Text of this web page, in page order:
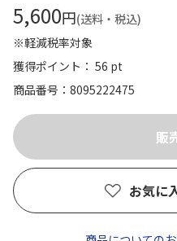
5,600円(送料・税込)
※軽減税率対象
獲得ポイント： 56 pt
商品番号
8095222475
お気に